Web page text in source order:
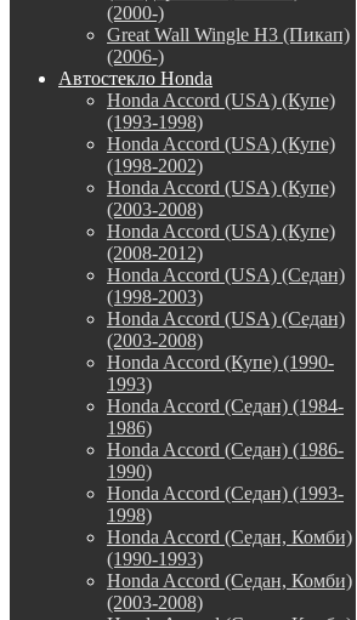
(2000-)
Great Wall Wingle H3 (Пикап)
(2006-)
Автостекло Honda
Honda Accord (USA) (Купе)
(1993-1998)
Honda Accord (USA) (Купе)
(1998-2002)
Honda Accord (USA) (Купе)
(2003-2008)
Honda Accord (USA) (Купе)
(2008-2012)
Honda Accord (USA) (Седан)
(1998-2003)
Honda Accord (USA) (Седан)
(2003-2008)
Honda Accord (Купе) (1990-
1993)
Honda Accord (Седан) (1984-
1986)
Honda Accord (Седан) (1986-
1990)
Honda Accord (Седан) (1993-
1998)
Honda Accord (Седан, Комби)
(1990-1993)
Honda Accord (Седан, Комби)
(2003-2008)